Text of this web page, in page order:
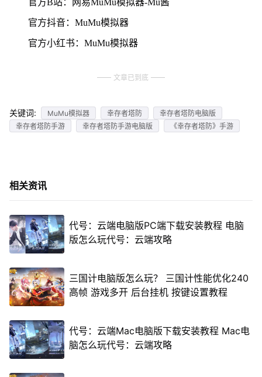
官方B站：网易MuMu模拟器-Mu酱
官方抖音：MuMu模拟器
官方小红书：MuMu模拟器
文章已到底
关键词: MuMu模拟器 幸存者塔防
幸存者塔防电脑版
幸存者塔防手游
幸存者塔防手游电脑版 《幸存者塔防》手游
相关资讯
代号：云端电脑版PC端下载安装教程 电脑
版怎么玩代号：云端攻略
三国计电脑版怎么玩？ 三国计性能优化240
高帧 游戏多开 后台挂机 按键设置教程
代号：云端Mac电脑版下载安装教程 Mac电
脑怎么玩代号：云端攻略